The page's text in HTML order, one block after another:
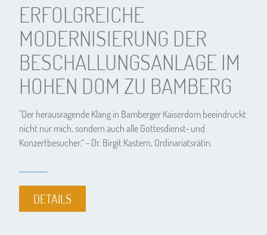
ERFOLGREICHE
MODERNISIERUNG DER
BESCHALLUNGSANLAGE IM
HOHEN DOM ZU BAMBERG
"Der herausragende Klang in Bamberger Kaiserdom beeindruckt
nicht nur mich, sondern auch alle Gottesdienst- und
Konzertbesucher.“ - Dr. Birgit Kastern, Ordinariatsrätin.
DETAILS